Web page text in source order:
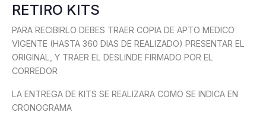
RETIRO KITS
PARA RECIBIRLO DEBES TRAER COPIA DE APTO MEDICO
VIGENTE (HASTA 360 DIAS DE REALIZADO) PRESENTAR EL
ORIGINAL, Y TRAER EL DESLINDE FIRMADO POR EL
CORREDOR
LA ENTREGA DE KITS SE REALIZARA COMO SE INDICA EN
CRONOGRAMA